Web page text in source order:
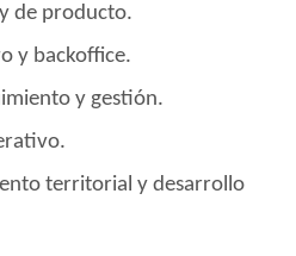
de producto.
y backoffice.
y gestión.
territorial y desarrollo